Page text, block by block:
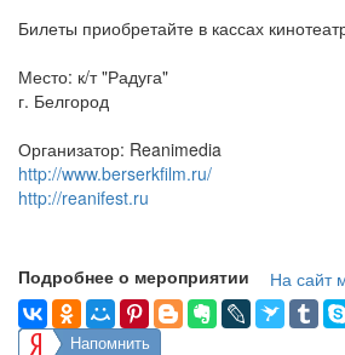
Билеты приобретайте в кассах
Место: к/т "Радуга"
г. Белгород
Организатор: Reanimedia
http://www.berserkfilm.ru/
http://reanifest.ru
Подробнее о мероприятии
На сайт
Напомнить